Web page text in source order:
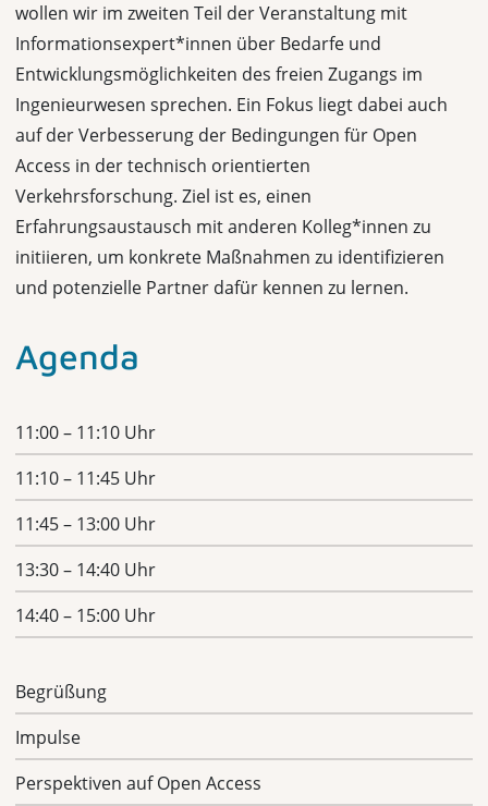
wollen wir im zweiten Teil der Veranstaltung mit
Informationsexpert*innen über Bedarfe und
Entwicklungsmöglichkeiten des freien Zugangs im
Ingenieurwesen sprechen. Ein Fokus liegt dabei auch
auf der Verbesserung der Bedingungen für Open
Access in der technisch orientierten
Verkehrsforschung. Ziel ist es, einen
Erfahrungsaustausch mit anderen Kolleg*innen zu
initiieren, um konkrete Maßnahmen zu identifizieren
und potenzielle Partner dafür kennen zu lernen.
Agenda
11:00 – 11:10 Uhr
11:10 – 11:45 Uhr
11:45 – 13:00 Uhr
13:30 – 14:40 Uhr
14:40 – 15:00 Uhr
Begrüßung
Impulse
Perspektiven auf Open Access